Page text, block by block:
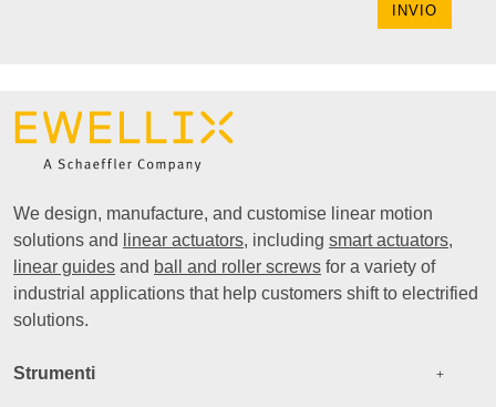
INVIO
We design, manufacture, and customise linear motion
solutions and
linear actuators, including smart actuators,
linear guides and ball and roller screws for a variety of
industrial applications that help customers shift to electrified
solutions.
Footer menu EN
Strumenti +